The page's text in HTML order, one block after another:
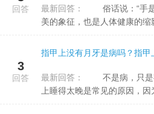
回答 最新回答：
美的象征，也是人体健康的
3
回答
指甲上没有月牙是病吗？指甲
最新回答：
上睡得太晚是常见的原因，